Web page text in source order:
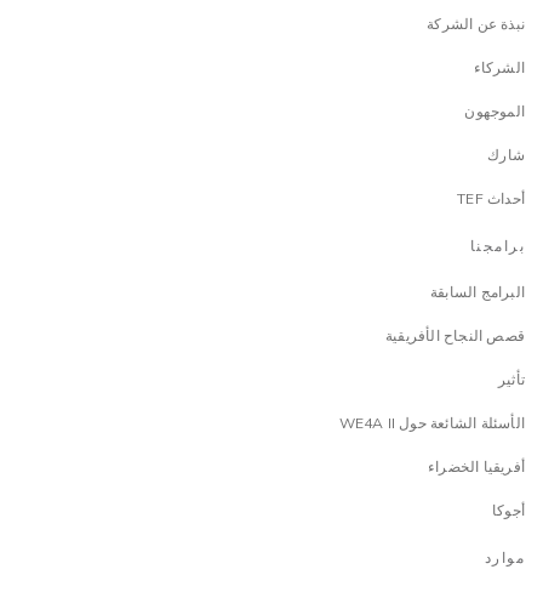
نبذة عن الشركة
الشركاء
الموجهون
شارك
أحداث TEF
برامجنا
البرامج السابقة
قصص النجاح الأفريقية
تأثير
الأسئلة الشائعة حول WE4A II
أفريقيا الخضراء
أجوكا
موارد